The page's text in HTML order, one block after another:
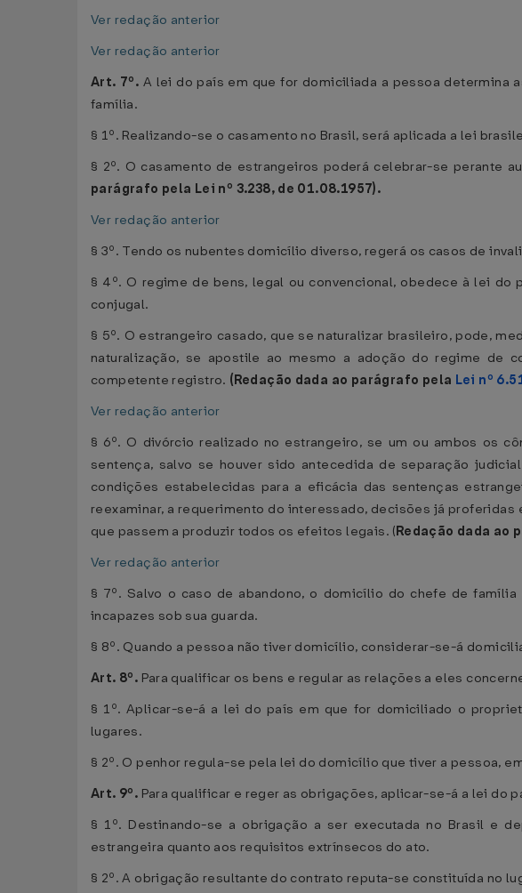
Ver redação anterior
Ver redação anterior
Art. 7º. A lei do país em que for domiciliada a pessoa determina
família.
§ 1º. Realizando-se o casamento no Brasil, será aplicada a lei
§ 2º. O casamento de estrangeiros poderá celebrar-se perante
parágrafo pela Lei nº 3.238, de 01.08.1957).
Ver redação anterior
§ 3º. Tendo os nubentes domicílio diverso, regerá os casos de
§ 4º. O regime de bens, legal ou convencional, obedece à lei
conjugal.
§ 5º. O estrangeiro casado, que se naturalizar brasileiro, pode,
naturalização, se apostile ao mesmo a adoção do regime de
competente registro. (Redação dada ao parágrafo pela Lei nº
Ver redação anterior
§ 6º. O divórcio realizado no estrangeiro, se um ou ambos os
sentença, salvo se houver sido antecedida de separação
condições estabelecidas para a eficácia das sentenças
reexaminar, a requerimento do interessado, decisões já
que passem a produzir todos os efeitos legais. (Redação dada ao
Ver redação anterior
§ 7º. Salvo o caso de abandono, o domicílio do chefe de
incapazes sob sua guarda.
§ 8º. Quando a pessoa não tiver domicílio, considerar-se-á
Art. 8º. Para qualificar os bens e regular as relações a eles
§ 1º. Aplicar-se-á a lei do país em que for domiciliado o
lugares.
§ 2º. O penhor regula-se pela lei do domicílio que tiver a pessoa,
Art. 9º. Para qualificar e reger as obrigações, aplicar-se-á a lei do
§ 1º. Destinando-se a obrigação a ser executada no Brasil e
estrangeira quanto aos requisitos extrínsecos do ato.
§ 2º. A obrigação resultante do contrato reputa-se constituída no